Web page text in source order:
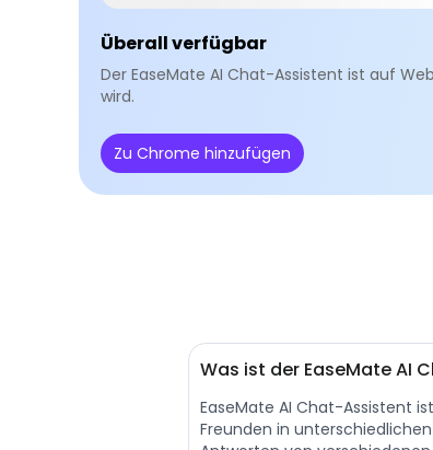
Überall verfügbar
Der EaseMate AI Chat-Assistent ist auf
wird.
Zu Chrome hinzufügen
Was ist der EaseMate AI
EaseMate AI Chat-Assistent
Freunden in